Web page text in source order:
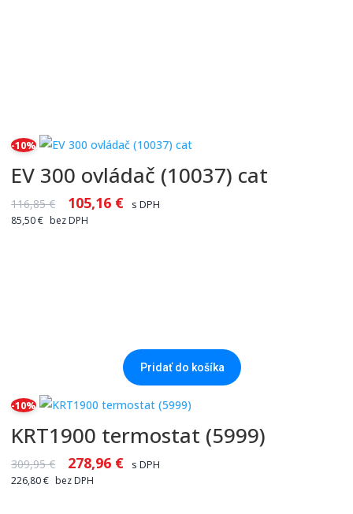
-10%
EV 300 ovládač (10037) cat
116,85€ 105,16 € s DPH
85,50€ bez DPH
Pridať do košíka
-10%
KRT1900 termostat (5999)
309,95€ 278,96 € s DPH
226,80€ bez DPH